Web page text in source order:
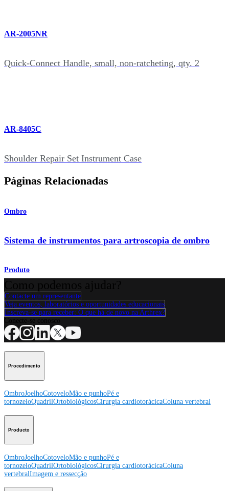
AR-2005NR
Quick-Connect Handle, small, non-ratcheting, qty. 2
AR-8405C
Shoulder Repair Set Instrument Case
Páginas Relacionadas
Ombro
Sistema de instrumentos para artroscopia de ombro
Produto
Contacte um representante
Veja eventos, laboratórios e oportunidades educacionais
Inscreva-se para receber: O que há de novo na Arthrex?
Procedimento
OmbroJoelhoCotoveloMão e punhoPé e
tornozeloQuadrilOrtobiológicosCirurgia cardiotorácicaColuna vertebral
Producto
OmbroJoelhoCotoveloMão e punhoPé e
tornozeloQuadrilOrtobiológicosCirurgia cardiotorácicaColuna
vertebralImagem e ressecção